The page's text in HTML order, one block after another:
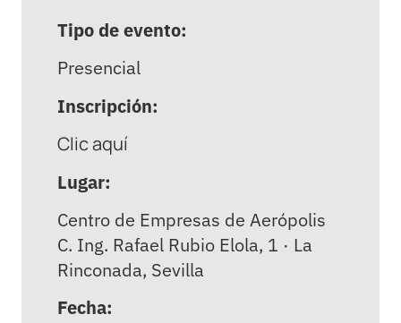
Tipo de evento:
Presencial
Inscripción:
Clic aquí
Lugar:
Centro de Empresas de Aerópolis
C. Ing. Rafael Rubio Elola, 1 · La
Rinconada, Sevilla
Fecha: